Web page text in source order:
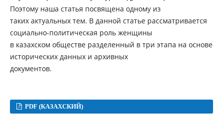
Поэтому наша статья посвящена одному из
таких актуальных тем. В данной статье рассматривается
социально-политическая роль женщины
в казахском обществе разделенный в три этапа на основе
исторических данных и архивных
документов.
PDF (КАЗАХСКИЙ)